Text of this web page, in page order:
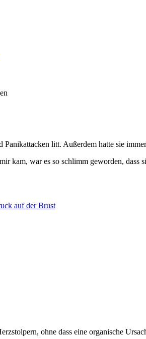
litt. Außerdem hatte sie
kam, war es so schlimm geworden,
auf der Brust
ohne dass eine organische